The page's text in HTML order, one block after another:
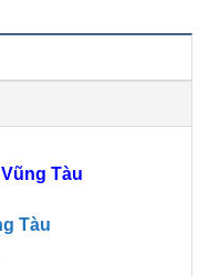
Tàu
Tàu